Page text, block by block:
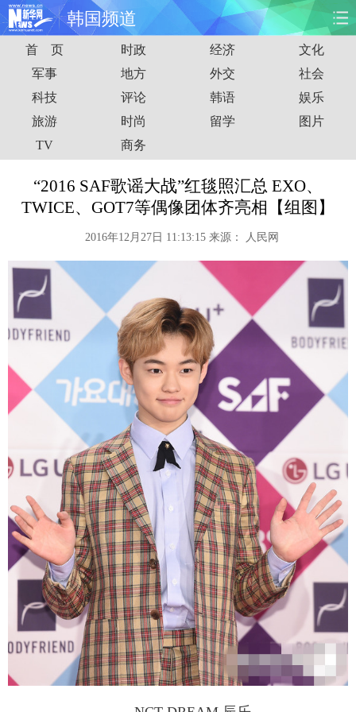
韩国频道
首页 时政 国际 财经
娱乐 体育 人事 教育
时尚 思客
港澳 台湾 华人 汽车
能源 房产 公司
图片 视频 彩票 食品
旅游 健康 信息化 数据
金融 公益 军事 无人机
富媒体 摄影 新华广播
新华电视中文 新华电视英文 返回PC
首 页 时政 经济
文化
军事
地方 外交
社会
科技
评论 韩语
娱乐
旅游
时尚 留学
图片
TV
商务
“2016 SAF歌谣大战”红毯照汇总 EXO、
TWICE、GOT7等偶像团体齐亮相【组图】
2016年12月27日 11:13:15 来源： 人民网